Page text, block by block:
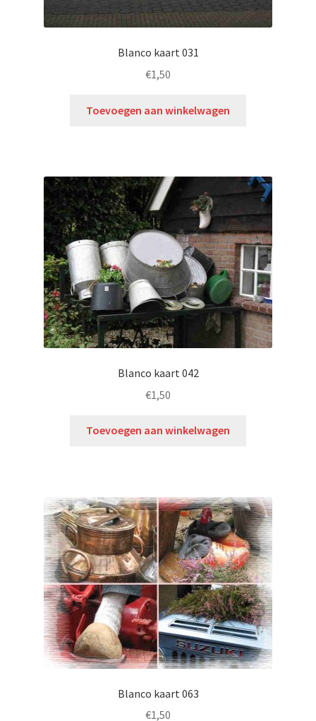
Blanco kaart 031
€1,50
Toevoegen aan winkelwagen
Blanco kaart 042
€1,50
Toevoegen aan winkelwagen
Blanco kaart 063
€1,50